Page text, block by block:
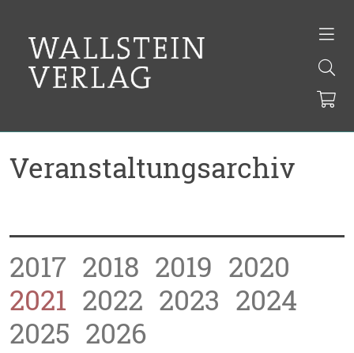
Veranstaltungsarchiv
2017 2018 2019 2020
2021 2022 2023 2024
2025 2026